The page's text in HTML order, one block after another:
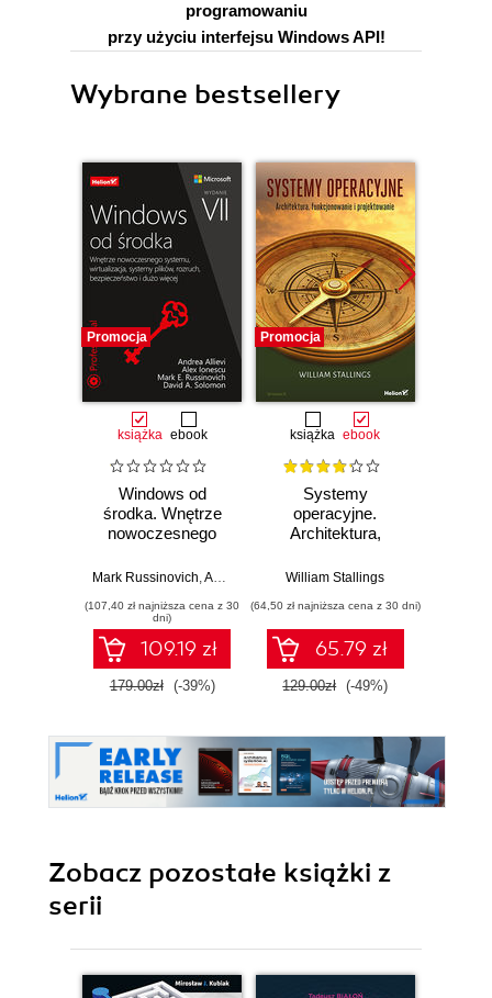
programowaniu
przy użyciu interfejsu Windows API!
Wybrane bestsellery
Promocja
książka ebook
Windows od
środka. Wnętrze
nowoczesnego
wirtualizacja,
rozruch,
bezpieczeństwo i
dużo więcej.
Wydanie VII
Mark Russinovich Andrea Allievi ,Alex Ionescu,David Solomon
(107,40 zł najniższa cena z 30
dni)
109.19 zł
179.00zł (-39%)
Promocja
książka ebook
Systemy
operacyjne.
Architektura,
projektowanie.
William Stallings
(64,50 zł najniższa cena z 30 dni)
65.79 zł
129.00zł (-49%)
Zobacz pozostałe książki z
serii